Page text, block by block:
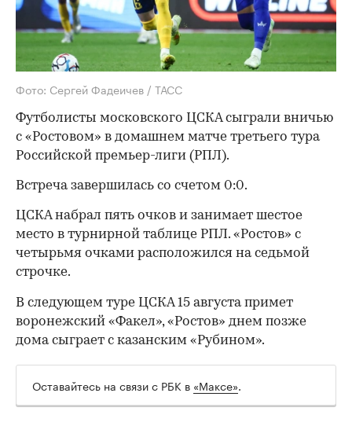
Фото: Сергей Фадеичев / ТАСС
Футболисты московского ЦСКА сыграли вничью
с «Ростовом» в домашнем матче третьего тура
Российской премьер-лиги (РПЛ).
Встреча завершилась со счетом 0:0.
ЦСКА набрал пять очков и занимает шестое
место в турнирной таблице РПЛ. «Ростов» с
четырьмя очками расположился на седьмой
строчке.
В следующем туре ЦСКА 15 августа примет
воронежский «Факел», «Ростов» днем позже
дома сыграет с казанским «Рубином».
Оставайтесь на связи с РБК в «Максе».